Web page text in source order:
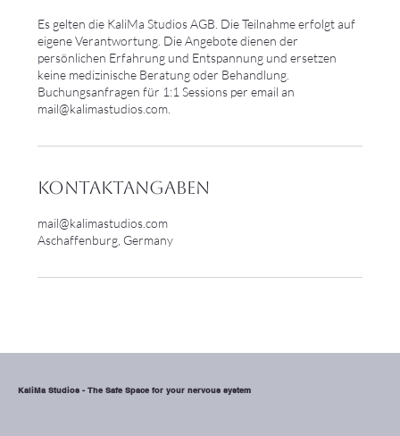
Es gelten die KaliMa Studios AGB. Die Teilnahme erfolgt auf
eigene Verantwortung. Die Angebote dienen der
persönlichen Erfahrung und Entspannung und ersetzen
keine medizinische Beratung oder Behandlung.
Buchungsanfragen für 1:1 Sessions per email an
mail@kalimastudios.com.
Kontaktangaben
mail@kalimastudios.com
Aschaffenburg, Germany
KaliMa Studios - The Safe Space for your nervous system